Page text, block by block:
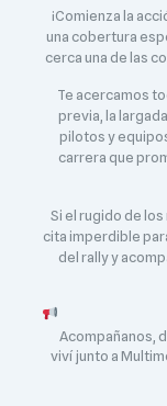
¡Comienza la
una cobertura
cerca una de las
Te acercamos
previa, la
pilotos y
carrera que
Si el rugido de
cita imperdible
del rally y
Acompañanos,
viví junto a